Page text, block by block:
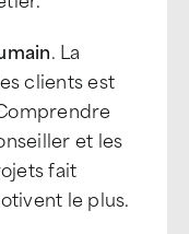
. La
clients est
et les
fait
le plus.